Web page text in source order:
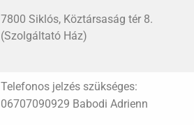
7800 Siklós, Köztársaság tér 8.
(Szolgáltató Ház)
Telefonos jelzés szükséges:
06707090929 Babodi Adrienn